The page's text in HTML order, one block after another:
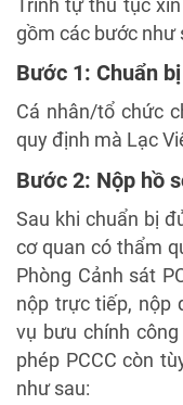
gồm các bước như
Bước 1: Chuẩn
Cá nhân/tổ chức
quy định mà Lạc
Bước 2: Nộp hồ
Sau khi chuẩn bị
cơ quan có thẩm
Phòng Cảnh sát
nộp trực tiếp, nộp
vụ bưu chính
phép PCCC còn
như sau: